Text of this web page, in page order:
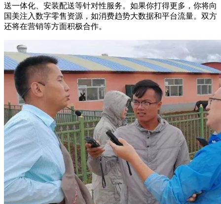
送一体化、安装配送等针对性服务。如果你打得更多，你将向
国美注入数字零售资源，如消费趋势大数据和平台流量。双方
还将在营销等方面积极合作。